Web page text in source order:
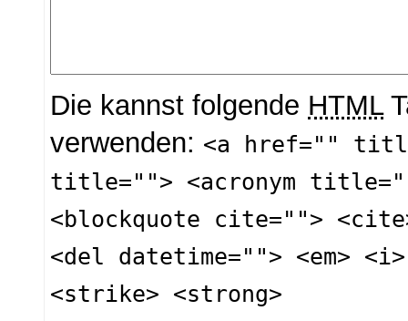
Die kannst folgende HTML
verwenden: <a href=""
title=""> <acronym
<blockquote cite="">
<del datetime=""> <em>
<strike> <strong>